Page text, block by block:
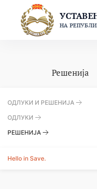
content
НА
Решенија
ОДЛУКИ И РЕШЕНИЈА
ОДЛУКИ
РЕШЕНИЈА
Hello in Save.